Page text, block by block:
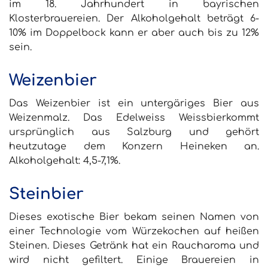
im 18. Jahrhundert in bayrischen
Klosterbrauereien. Der Alkoholgehalt beträgt 6-
10% im Doppelbock kann er aber auch bis zu 12%
sein.
Weizenbier
Das Weizenbier ist ein untergäriges Bier aus
Weizenmalz. Das
Edelweiss Weissbierkommt
ursprünglich aus Salzburg und gehört
heutzutage dem Konzern Heineken an.
Alkoholgehalt: 4,5-7,1%.
Steinbier
Dieses exotische Bier bekam seinen Namen von
einer Technologie vom Würzekochen auf heißen
Steinen. Dieses Getränk hat ein Raucharoma und
wird nicht gefiltert. Einige Brauereien in